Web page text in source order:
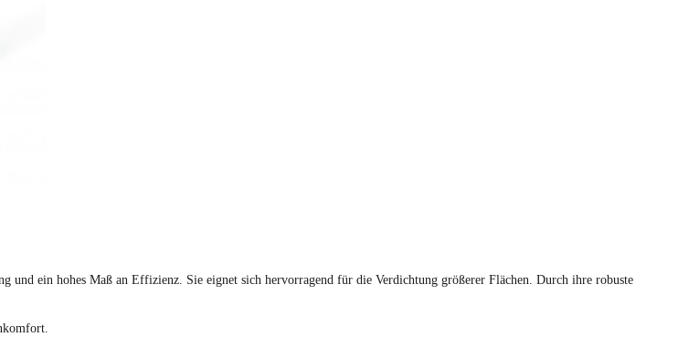
und ein hohes Maß an Effizienz. Sie eignet sich hervorragend für die Verdichtung größerer Flächen. Durch ihre robuste